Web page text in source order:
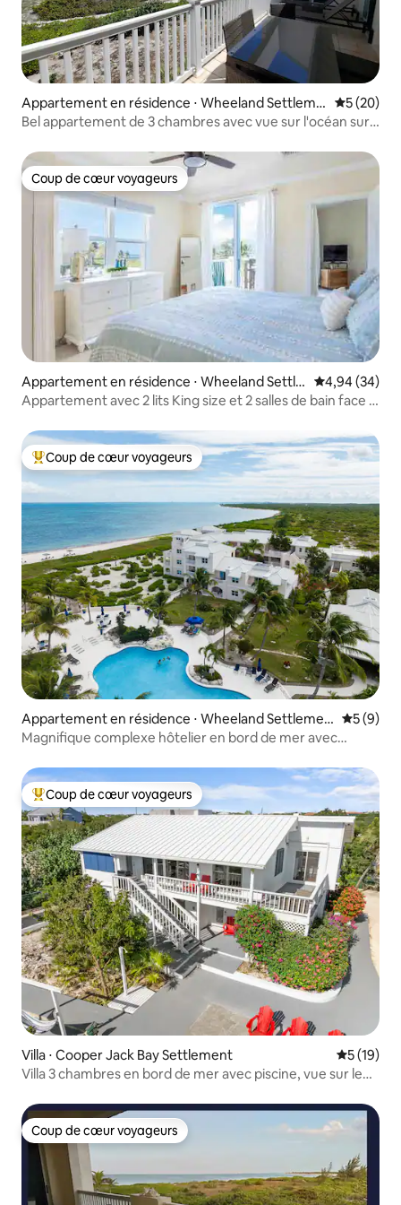
Appartement en résidence ⋅ Wheeland Settleme
nt
5 (20)
Bel appartement de 3 chambres avec vue sur l'océan sur
Coup de cœur voyageurs
Coup de cœur voyageurs
Appartement en résidence ⋅ Wheeland Settle
ment
Évaluation
4,94 (34)
Appartement avec 2 lits King size et 2 salles de bain face à
Coups de cœur voyageurs les plus appréciés
Coup de cœur voyageurs
Appartement en résidence ⋅ Wheeland Settlemen
t
5 (9)
Magnifique complexe hôtelier en bord de mer avec
Coups de cœur voyageurs les plus appréciés
Coup de cœur voyageurs
Villa ⋅ Cooper Jack Bay Settlement
5 (19)
Villa 3 chambres en bord de mer avec piscine, vue sur le
Coup de cœur voyageurs
Coup de cœur voyageurs